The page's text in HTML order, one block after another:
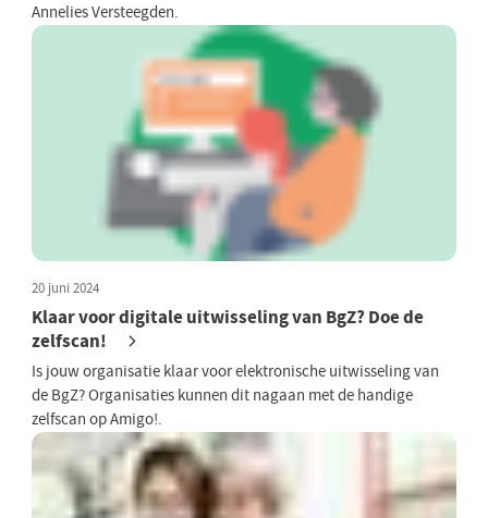
Annelies Versteegden.
20 juni 2024
Klaar voor digitale uitwisseling van BgZ? Doe de
zelfscan!
Is jouw organisatie klaar voor elektronische uitwisseling van
de BgZ? Organisaties kunnen dit nagaan met de handige
zelfscan op Amigo!.